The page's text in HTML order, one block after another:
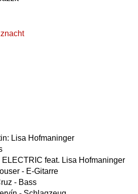
Lisa Hofmaninger
feat. Lisa Hofmaninger
- E-Gitarre
- Bass